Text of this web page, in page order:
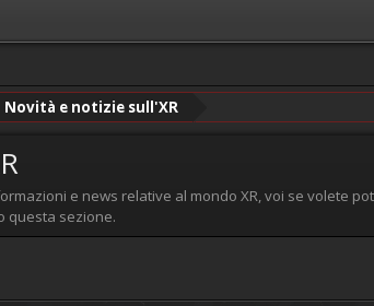
Novità e notizie sull'XR
e news relative al mondo XR, voi se volete
questa sezione.